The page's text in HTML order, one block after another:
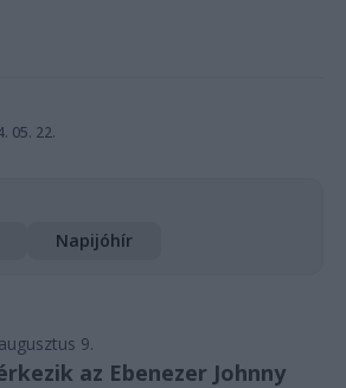
05. 22.
Napijóhír
9.
az Ebenezer Johnny